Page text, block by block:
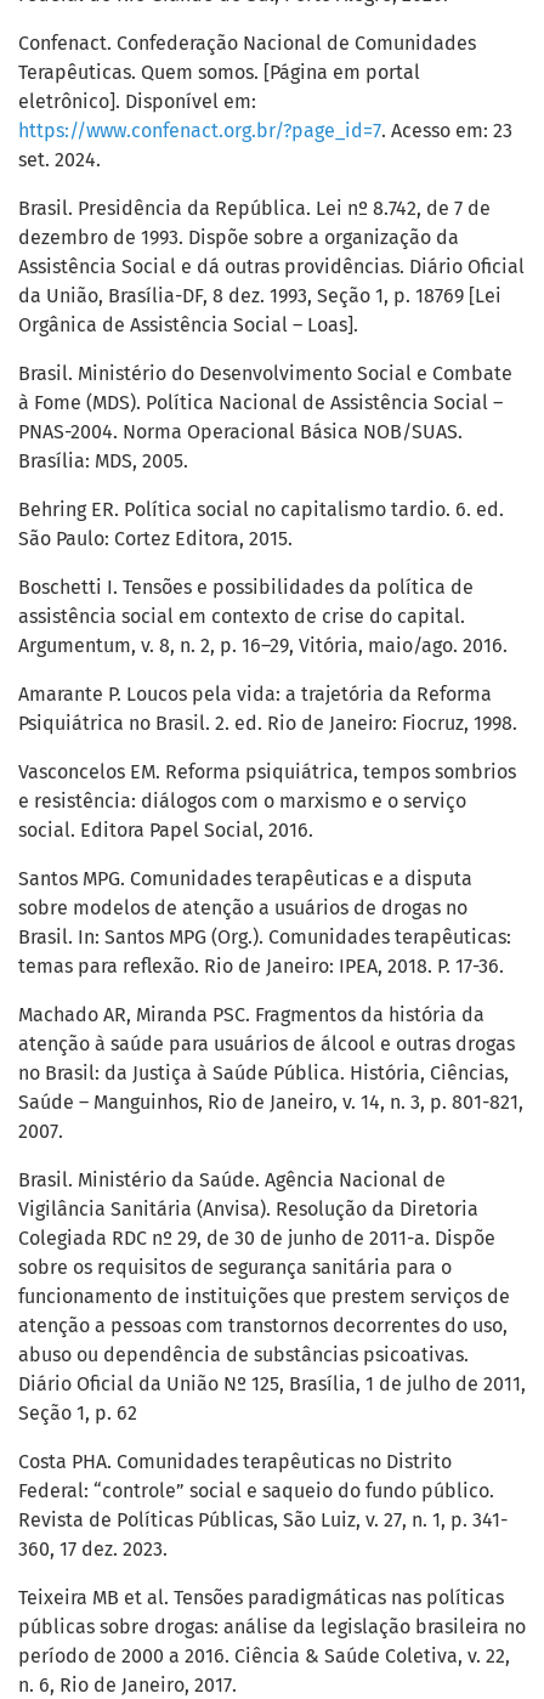
Confenact. Confederação Nacional de Comunidades
Terapêuticas. Quem somos. [Página em portal
eletrônico]. Disponível em:
https://www.confenact.org.br/?page_id=7. Acesso em: 23
set. 2024.
Brasil. Presidência da República. Lei nº 8.742, de 7 de
dezembro de 1993. Dispõe sobre a organização da
Assistência Social e dá outras providências. Diário Oficial
da União, Brasília-DF, 8 dez. 1993, Seção 1, p. 18769 [Lei
Orgânica de Assistência Social – Loas].
Brasil. Ministério do Desenvolvimento Social e Combate
à Fome (MDS). Política Nacional de Assistência Social –
PNAS-2004. Norma Operacional Básica NOB/SUAS.
Brasília: MDS, 2005.
Behring ER. Política social no capitalismo tardio. 6. ed.
São Paulo: Cortez Editora, 2015.
Boschetti I. Tensões e possibilidades da política de
assistência social em contexto de crise do capital.
Argumentum, v. 8, n. 2, p. 16–29, Vitória, maio/ago. 2016.
Amarante P. Loucos pela vida: a trajetória da Reforma
Psiquiátrica no Brasil. 2. ed. Rio de Janeiro: Fiocruz, 1998.
Vasconcelos EM. Reforma psiquiátrica, tempos sombrios
e resistência: diálogos com o marxismo e o serviço
social. Editora Papel Social, 2016.
Santos MPG. Comunidades terapêuticas e a disputa
sobre modelos de atenção a usuários de drogas no
Brasil. In: Santos MPG (Org.). Comunidades terapêuticas:
temas para reflexão. Rio de Janeiro: IPEA, 2018. P. 17-36.
Machado AR, Miranda PSC. Fragmentos da história da
atenção à saúde para usuários de álcool e outras drogas
no Brasil: da Justiça à Saúde Pública. História, Ciências,
Saúde – Manguinhos, Rio de Janeiro, v. 14, n. 3, p. 801-821,
2007.
Brasil. Ministério da Saúde. Agência Nacional de
Vigilância Sanitária (Anvisa). Resolução da Diretoria
Colegiada RDC nº 29, de 30 de junho de 2011-a. Dispõe
sobre os requisitos de segurança sanitária para o
funcionamento de instituições que prestem serviços de
atenção a pessoas com transtornos decorrentes do uso,
abuso ou dependência de substâncias psicoativas.
Diário Oficial da União Nº 125, Brasília, 1 de julho de 2011,
Seção 1, p. 62
Costa PHA. Comunidades terapêuticas no Distrito
Federal: “controle” social e saqueio do fundo público.
Revista de Políticas Públicas, São Luiz, v. 27, n. 1, p. 341-
360, 17 dez. 2023.
Teixeira MB et al. Tensões paradigmáticas nas políticas
públicas sobre drogas: análise da legislação brasileira no
período de 2000 a 2016. Ciência & Saúde Coletiva, v. 22,
n. 6, Rio de Janeiro, 2017.